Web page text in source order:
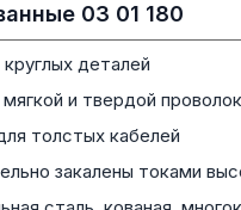
03 01 180
деталей
и твердой
толстых кабелей
закалены токами